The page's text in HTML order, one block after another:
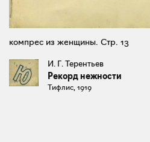
компрес из женщины. Стр. 13
И. Г. Терентьев
Рекорд нежности
Тифлис, 1919